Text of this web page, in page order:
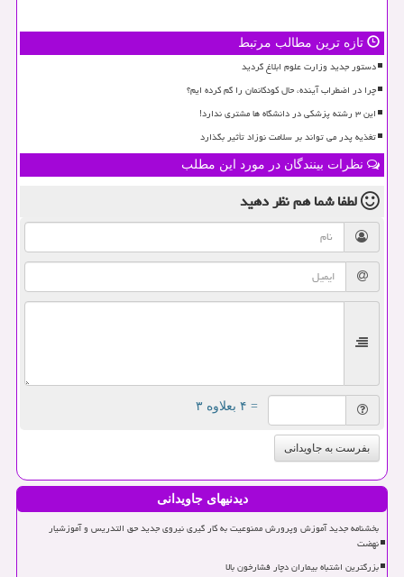
تازه ترین مطالب مرتبط
دستور جدید وزارت علوم ابلاغ گردید
چرا در اضطراب آینده، حال کودکانمان را گم کرده ایم؟
این ۳ رشته پزشکی در دانشگاه ها مشتری ندارد!
تغذیه پدر می تواند بر سلامت نوزاد تأثیر بگذارد
نظرات بینندگان در مورد این مطلب
لطفا شما همنظر دهید
= ۴ بعلاوه ۳
بفرست به جاویدانی
دیدنیهای جاویدانی
بخشنامه جدید آموزش وپرورش ممنوعیت به کار گیری نیروی جدید حق التدریس و آموزشیار
نهضت
بزرگترین اشتباه بیماران دچار فشارخون بالا